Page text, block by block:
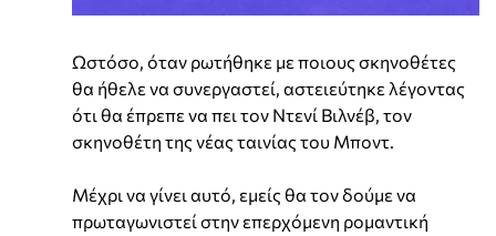
Ωστόσο, όταν ρωτήθηκε με ποιους σκηνοθέτες
θα ήθελε να συνεργαστεί, αστειεύτηκε λέγοντας
ότι θα έπρεπε να πει τον Ντενί Βιλνέβ, τον
σκηνοθέτη της νέας ταινίας του Μποντ.
Μέχρι να γίνει αυτό, εμείς θα τον δούμε να
πρωταγωνιστεί στην επερχόμενη ρομαντική